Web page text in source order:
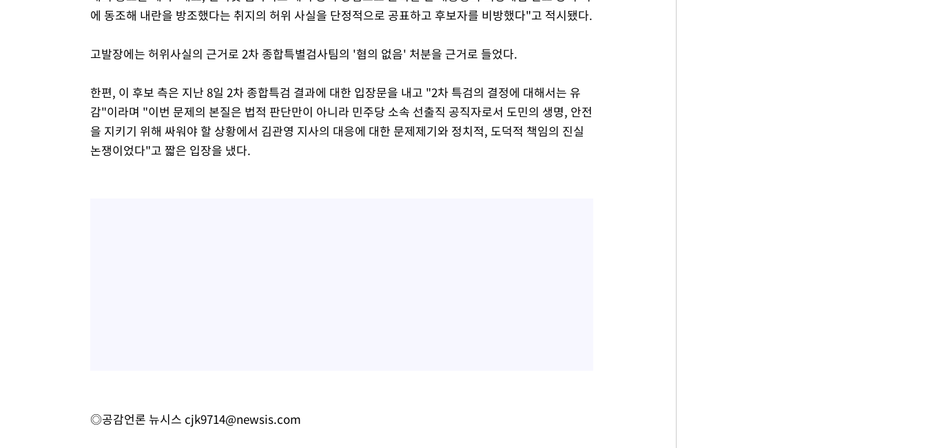
에 동조해 내란을 방조했다는 취지의 허위 사실을 단정적으로 공표하고 후보자를 비방했다"고 적시됐다.
고발장에는 허위사실의 근거로 2차 종합특별검사팀의 '혐의 없음' 처분을 근거로 들었다.
한편, 이 후보 측은 지난 8일 2차 종합특검 결과에 대한 입장문을 내고 "2차 특검의 결정에 대해서는 유
감"이라며 "이번 문제의 본질은 법적 판단만이 아니라 민주당 소속 선출직 공직자로서 도민의 생명, 안전
을 지키기 위해 싸워야 할 상황에서 김관영 지사의 대응에 대한 문제제기와 정치적, 도덕적 책임의 진실
논쟁이었다"고 짧은 입장을 냈다.
◎공감언론 뉴시스 cjk9714@newsis.com